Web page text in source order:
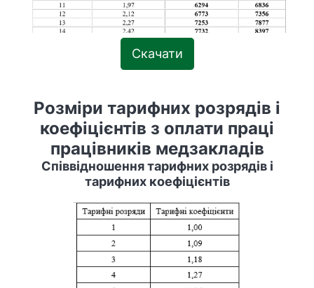
Скачати
Розміри тарифних розрядів і
коефіцієнтів з оплати праці
працівників медзакладів
Співвідношення тарифних розрядів і
тарифних коефіцієнтів